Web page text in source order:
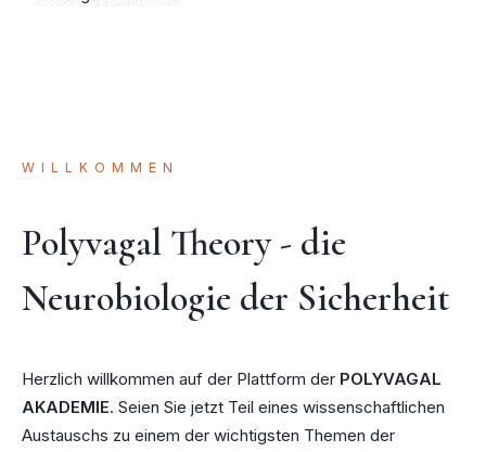
WILLKOMMEN
Polyvagal Theory - die
Neurobiologie der Sicherheit
Herzlich willkommen auf der Plattform der POLYVAGAL
AKADEMIE. Seien Sie jetzt Teil eines wissenschaftlichen
Austauschs zu einem der wichtigsten Themen der